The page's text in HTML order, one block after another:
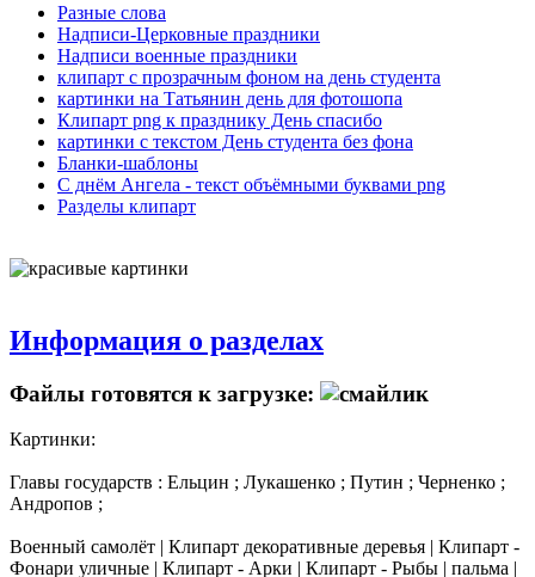
Разные слова
Надписи-Церковные праздники
Надписи военные праздники
клипарт с прозрачным фоном на день студента
картинки на Татьянин день для фотошопа
Клипарт png к празднику День спасибо
картинки с текстом День студента без фона
Бланки-шаблоны
С днём Ангела - текст объёмными буквами png
Разделы клипарт
Информация о разделах
Файлы готовятся к загрузке:
Картинки:
Главы государств : Ельцин ; Лукашенко ; Путин ; Черненко ;
Андропов ;
Военный самолёт | Клипарт декоративные деревья | Клипарт -
Фонари уличные | Клипарт - Арки | Клипарт - Рыбы | пальма |